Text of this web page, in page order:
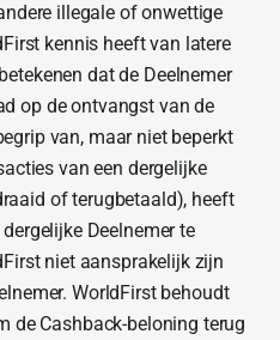
illegale of onwettige
kennis heeft van latere
dat de Deelnemer
op de ontvangst van de
van, maar niet beperkt
van een dergelijke
of terugbetaald), heeft
Deelnemer te
niet aansprakelijk zijn
WorldFirst behoudt
de Cashback-beloning terug